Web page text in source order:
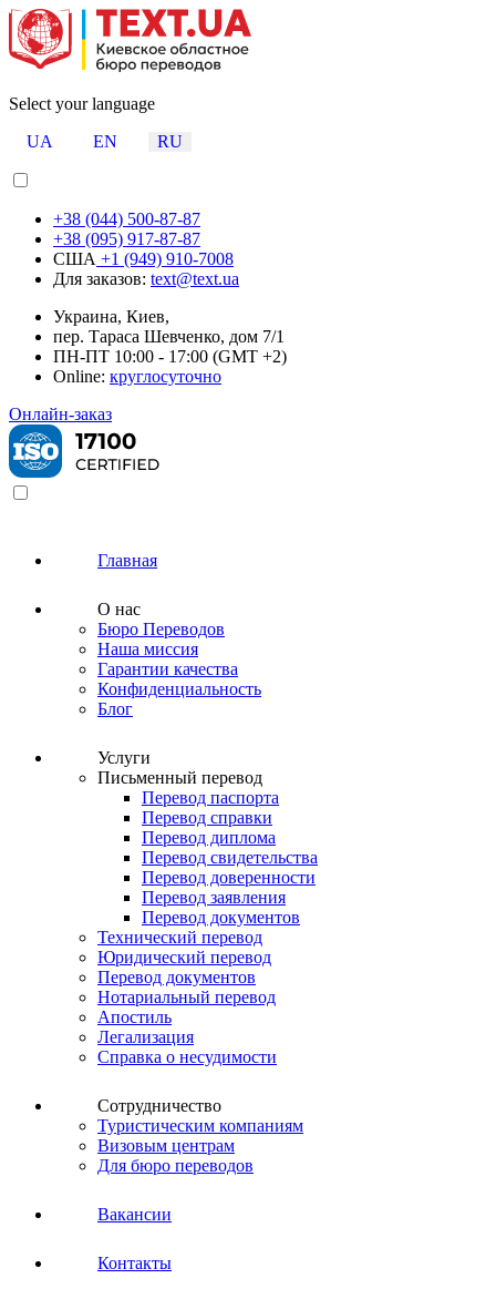
Select your language
UA
EN RU
+38 (044) 500-87-87
+38 (095) 917-87-87
США +1 (949) 910-7008
Для заказов: text@text.ua
Украина, Киев,
пер. Тараса Шевченко, дом 7/1
ПН-ПТ 10:00 - 17:00 (GMT +2)
Online: круглосуточно
Онлайн-заказ
Главная
О нас
Бюро Переводов
Наша миссия
Гарантии качества
Конфиденциальность
Блог
Услуги
Письменный перевод
Перевод паспорта
Перевод справки
Перевод диплома
Перевод свидетельства
Перевод доверенности
Перевод заявления
Перевод документов
Технический перевод
Юридический перевод
Перевод документов
Нотариальный перевод
Апостиль
Легализация
Справка о несудимости
Сотрудничество
Туристическим компаниям
Визовым центрам
Для бюро переводов
Вакансии
Контакты